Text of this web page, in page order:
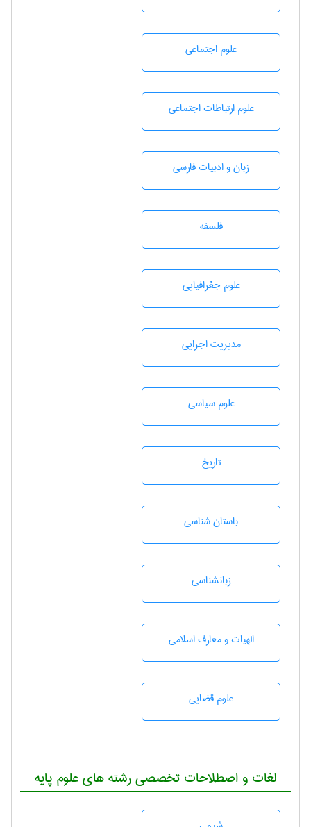
علوم اجتماعی
علوم ارتباطات اجتماعی
زبان و ادبيات فارسی
فلسفه
علوم جغرافيايی
مديريت اجرايی
علوم سياسی
تاريخ
باستان شناسی
زبانشناسی
الهیات و معارف اسلامی
علوم قضایی
لغات و اصطلاحات تخصصی رشته های علوم پایه